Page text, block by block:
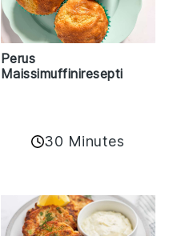
Perus
Maissimuffiniresepti
30 Minutes